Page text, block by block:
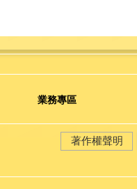
業務專區
著作權聲明